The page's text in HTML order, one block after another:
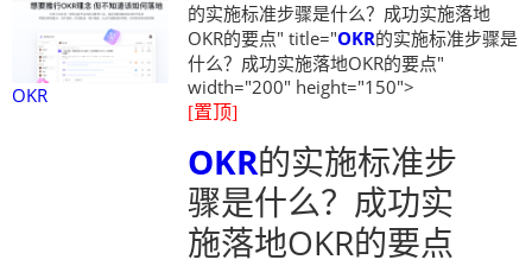
OKR
的实施标准步骤是什么？成功实施落地
OKR的要点" title="OKR的实施标准步骤是
什么？成功实施落地OKR的要点"
width="200" height="150">
[置顶]
OKR的实施标准步
骤是什么？成功实
施落地OKR的要点